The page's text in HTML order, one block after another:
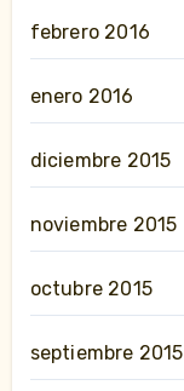
febrero 2016
enero 2016
diciembre 2015
noviembre 2015
octubre 2015
septiembre 2015